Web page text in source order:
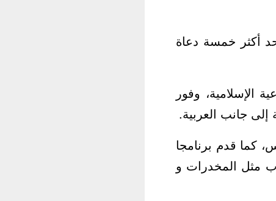
أحد أكثر خمسة دعاة
ودرس العلوم الشرعية الإسلامية، وفور
جانب العربية.
كما قدم برنامجا
مثل المخدرات و